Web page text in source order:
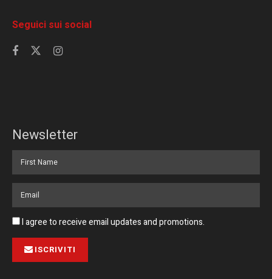
Seguici sui social
Newsletter
I agree to receive email updates and promotions.
ISCRIVITI